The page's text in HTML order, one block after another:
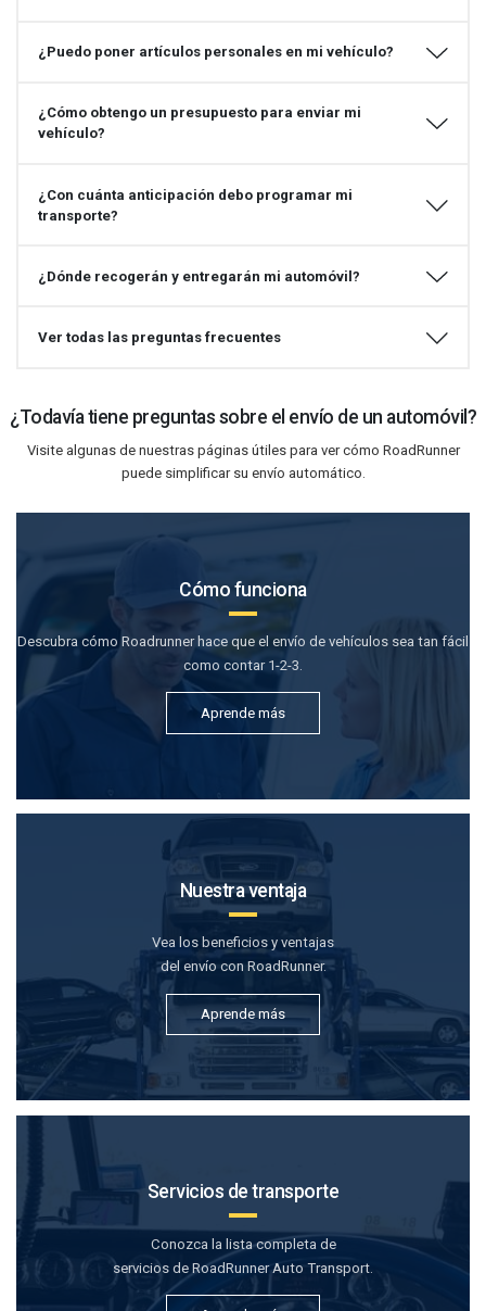
¿Puedo poner artículos personales en mi vehículo?
¿Cómo obtengo un presupuesto para enviar mi
vehículo?
¿Con cuánta anticipación debo programar mi
transporte?
¿Dónde recogerán y entregarán mi automóvil?
Ver todas las preguntas frecuentes
¿Todavía tiene preguntas sobre el envío de un automóvil?
Visite algunas de nuestras páginas útiles para ver cómo RoadRunner
puede simplificar su envío automático.
Cómo funciona
Descubra cómo Roadrunner hace que el envío de vehículos sea tan fácil
como contar 1-2-3.
Aprende más
Nuestra ventaja
Vea los beneficios y ventajas
del envío con RoadRunner.
Aprende más
Servicios de transporte
Conozca la lista completa de
servicios de RoadRunner Auto Transport.